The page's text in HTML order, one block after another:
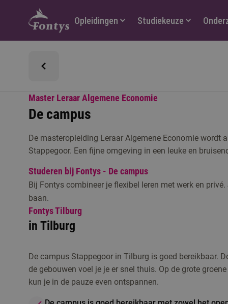
Hoofdmenu
Opleidingen Studiekeuze
Master Leraar Algemene Economie
De campus
De masteropleiding Leraar Algemene Economie wordt
Stappegoor. Een fijne omgeving in een leuke en
Studeren bij Fontys - De campus
Bij Fontys combineer je flexibel leren met werk en
baan.
Fontys Tilburg
in Tilburg
De campus Stappegoor in Tilburg is goed bereikbaar.
de gebouwen voel je je er snel thuis. Op de grote
kun je in de pauze even ontspannen.